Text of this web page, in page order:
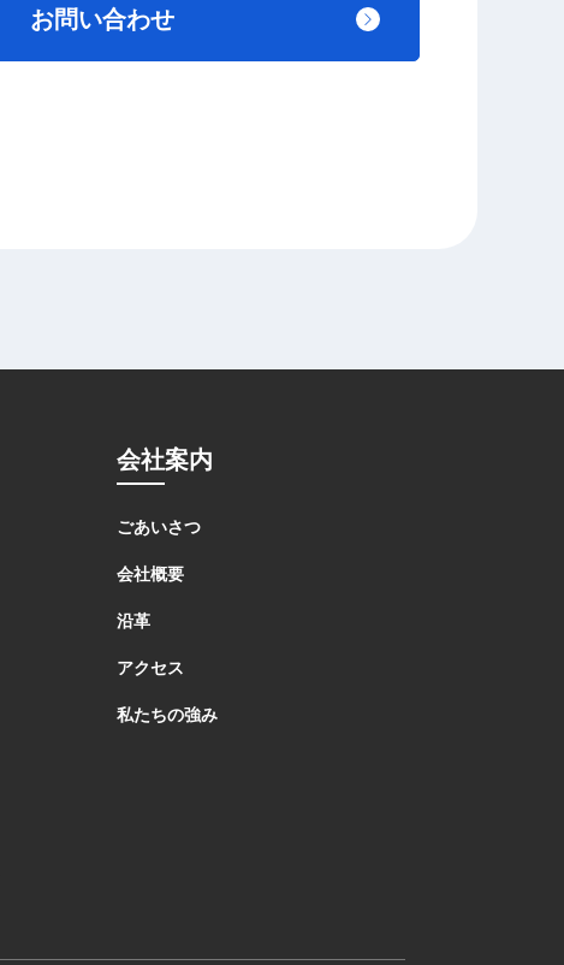
お問い合わせ
会社案内
ごあいさつ
会社概要
沿革
アクセス
私たちの強み